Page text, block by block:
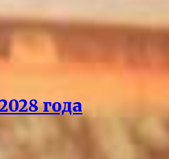
года